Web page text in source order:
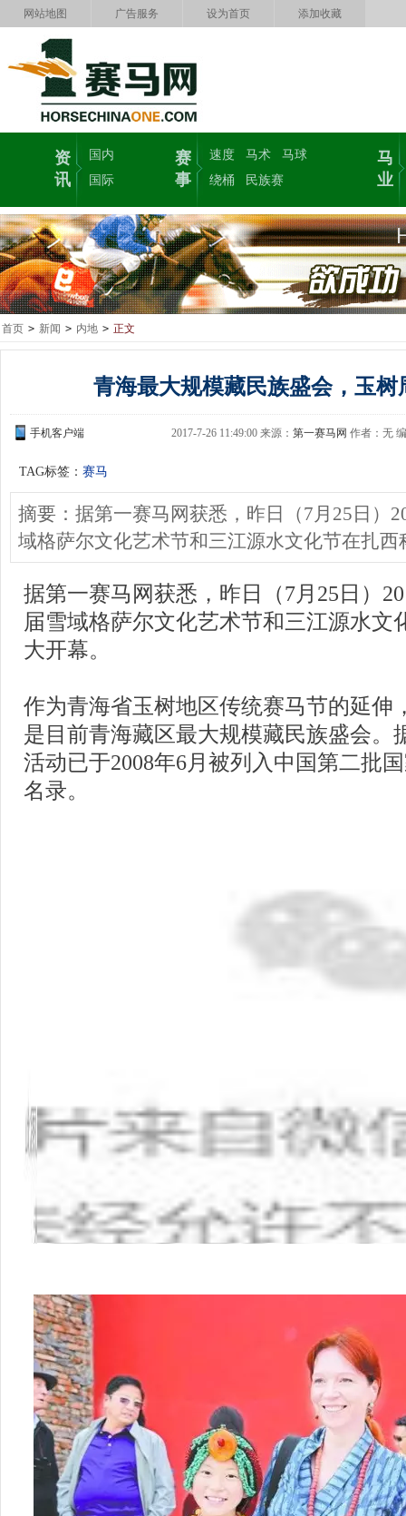
网站地图 广告服务 设为首页 添加收藏
资
讯
国内
国际
赛
事
速度 马术
马球
绕桶
民族赛
马
业
首页 > 新闻 > 内地 > 正文
青海最大规模藏民族盛会，玉树
手机客户端 2017-7-26 11:49:00 来源： 第一赛马网 作者：无
TAG标签： 赛马
摘要：据第一赛马网获悉，昨日（7月25日）
域格萨尔文化艺术节和三江源水文化节在扎
据第一赛马网获悉，昨日（7月25日）
届雪域格萨尔文化艺术节和三江源水文
大开幕。
作为青海省玉树地区传统赛马节的延伸
是目前青海藏区最大规模藏民族盛会。
活动已于2008年6月被列入中国第二批
名录。